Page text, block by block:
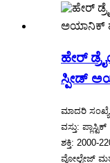
ಹೇರ್
ಸ್ಪೀಡ್
ಮಾದರಿ
ವಸ್ತು: ಪ್ಲಾಸ್ಟಿಕ್
ಶಕ್ತಿ: 2000-
ವೋಲ್ಟೇಜ್